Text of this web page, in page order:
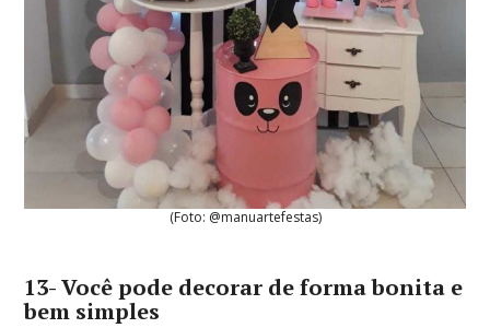
(Foto: @manuartefestas)
13- Você pode decorar de forma bonita e
bem simples